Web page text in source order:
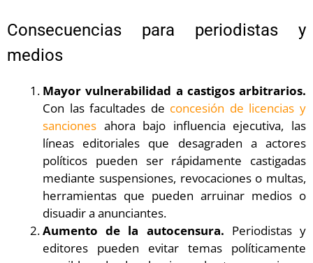
Consecuencias para periodistas y
medios
Mayor vulnerabilidad a castigos arbitrarios.
Con las facultades de concesión de licencias y
sanciones ahora bajo influencia ejecutiva, las
líneas editoriales que desagraden a actores
políticos pueden ser rápidamente castigadas
mediante suspensiones, revocaciones o multas,
herramientas que pueden arruinar medios o
disuadir a anunciantes.
Aumento de la autocensura. Periodistas y
editores pueden evitar temas políticamente